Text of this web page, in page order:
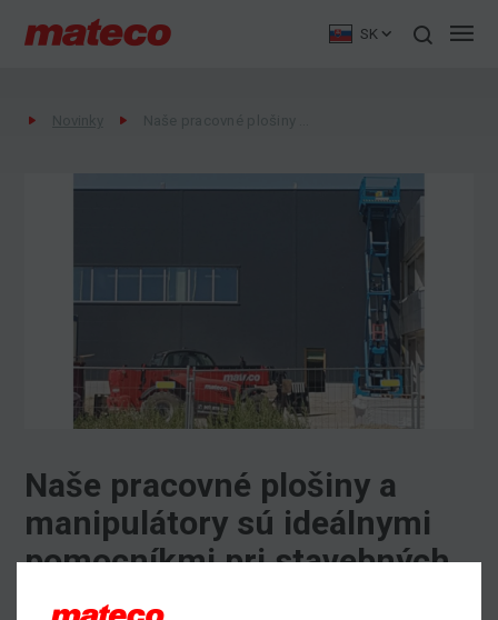
SK
Naše pracovné plošiny a
manipulátory sú ideálnymi
pomocníkmi pri stavebných
prácach